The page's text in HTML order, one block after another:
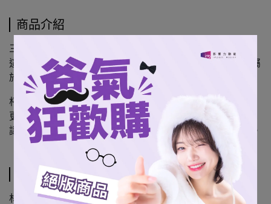
商品介紹
三仙桃親選色系保溫杯正式登場！
這次特別邀請三仙桃成員親自挑選代表自己的色系
，打造屬
於每個人的專屬保溫杯設計。
杯身除了簡約質感的配色外，
更搭配 成員本人簽名印刷 ，
讓每一款都成為粉絲可以收藏、也能每天使用的應援小物。
規格說明
材質：內膽304不鏽鋼